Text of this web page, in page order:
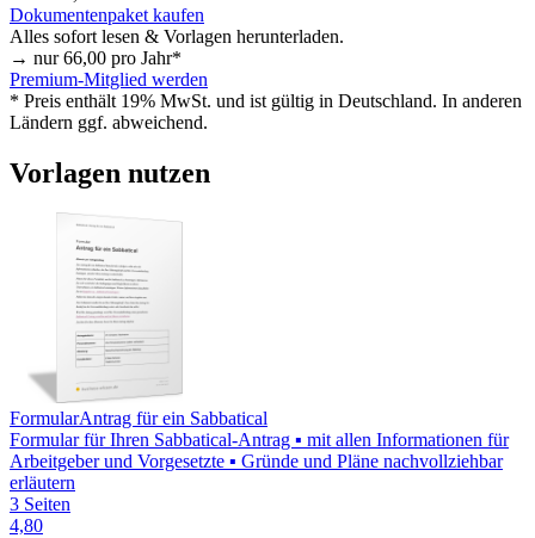
Dokumentenpaket kaufen
Alles sofort lesen & Vorlagen herunterladen.
→ nur66,00 pro Jahr*
Premium-Mitglied werden
* Preis enthält 19% MwSt. und ist gültig in Deutschland. In anderen
Ländern ggf. abweichend.
Vorlagen nutzen
FormularAntrag für ein Sabbatical
Formular für Ihren Sabbatical-Antrag ▪ mit allen Informationen für
Arbeitgeber und Vorgesetzte ▪ Gründe und Pläne nachvollziehbar
erläutern
3 Seiten
4,80